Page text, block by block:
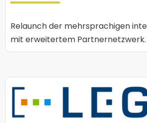
Relaunch der mehrsprachigen
mit erweitertem Partnernetzwerk.